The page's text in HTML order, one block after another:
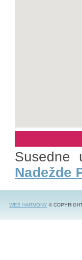
Susedne
Nadežde
WEB HARMONY ©